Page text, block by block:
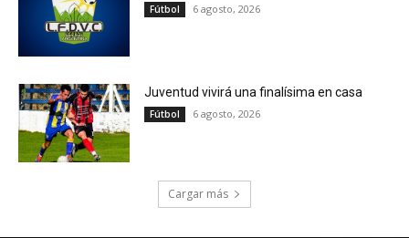
Fútbol 6 agosto, 2026
Juventud vivirá una finalísima en casa
Fútbol 6 agosto, 2026
Cargar más